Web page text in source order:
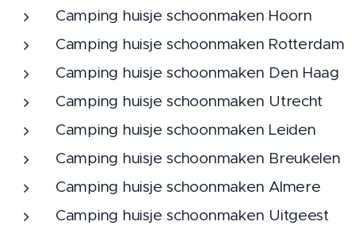
Camping huisje schoonmaken Hoorn
Camping huisje schoonmaken Rotterdam
Camping huisje schoonmaken Den Haag
Camping huisje schoonmaken Utrecht
Camping huisje schoonmaken Leiden
Camping huisje schoonmaken Breukelen
Camping huisje schoonmaken Almere
Camping huisje schoonmaken Uitgeest